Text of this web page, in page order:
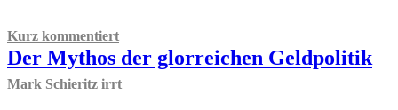
Wohlstandsindikator
noch
zeitgemäß?“
Kurz kommentiert
Der Mythos der glorreichen Geldpolitik
Mark Schieritz irrt